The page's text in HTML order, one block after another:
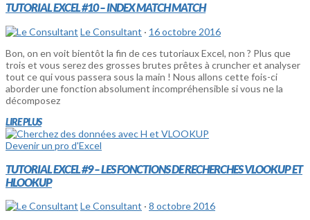
TUTORIAL EXCEL #10 – INDEX MATCH MATCH
Le Consultant · 16 octobre 2016
Bon, on en voit bientôt la fin de ces tutoriaux Excel, non ? Plus que
trois et vous serez des grosses brutes prêtes à cruncher et analyser
tout ce qui vous passera sous la main ! Nous allons cette fois-ci
aborder une fonction absolument incompréhensible si vous ne la
décomposez
LIRE PLUS
Devenir un pro d'Excel
TUTORIAL EXCEL #9 – LES FONCTIONS DE RECHERCHES VLOOKUP ET
HLOOKUP
Le Consultant · 8 octobre 2016